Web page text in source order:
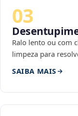
03
Ralo lento ou com
limpeza para
SAIBA MAIS